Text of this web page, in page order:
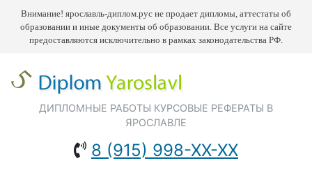
Внимание! ярославль-диплом.рус не продает дипломы, аттестаты об
образовании и иные документы об образовании. Все услуги на сайте
предоставляются исключительно в рамках законодательства РФ.
ДИПЛОМНЫЕ РАБОТЫ КУРСОВЫЕ РЕФЕРАТЫ В
ЯРОСЛАВЛЕ
8 (915) 998-ХХ-ХХ